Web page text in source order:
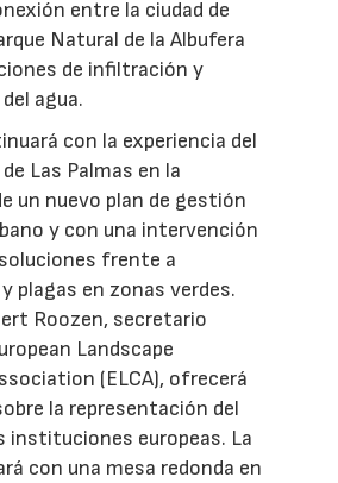
entre la ciudad de
Natural de la Albufera
de infiltración y
agua.
con la experiencia del
Las Palmas en la
un nuevo plan de gestión
y con una intervención
frente a
plagas en zonas verdes.
Roozen, secretario
Landscape
(ELCA), ofrecerá
la representación del
instituciones europeas. La
con una mesa redonda en